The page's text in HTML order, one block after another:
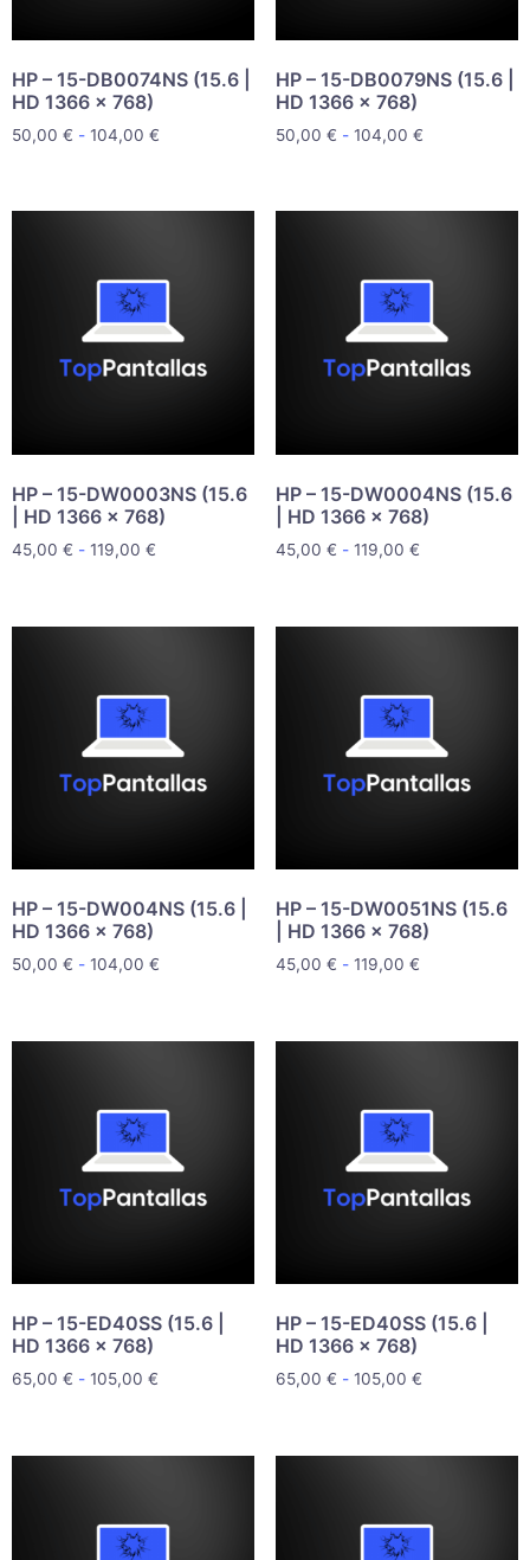
HP – 15-DB0074NS (15.6 |
HD 1366 x 768)
50,00 € - 104,00 €
HP – 15-DB0079NS (15.6 |
HD 1366 x 768)
50,00 € - 104,00 €
HP – 15-DW0003NS (15.6
| HD 1366 x 768)
45,00 € - 119,00 €
HP – 15-DW0004NS (15.6
| HD 1366 x 768)
45,00 € - 119,00 €
HP – 15-DW004NS (15.6 |
HD 1366 x 768)
50,00 € - 104,00 €
HP – 15-DW0051NS (15.6
| HD 1366 x 768)
45,00 € - 119,00 €
HP – 15-ED40SS (15.6 |
HD 1366 x 768)
65,00 € - 105,00 €
HP – 15-ED40SS (15.6 |
HD 1366 x 768)
65,00 € - 105,00 €